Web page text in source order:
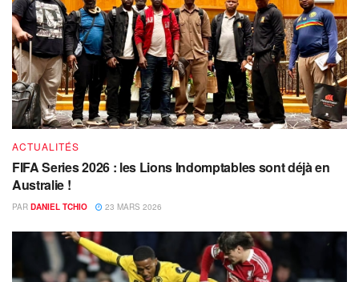
ACTUALITÉS
FIFA Series 2026 : les Lions Indomptables sont déjà en
Australie !
PAR DANIEL TCHIO 23 MARS 2026